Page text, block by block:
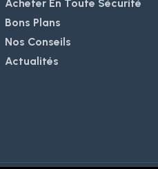
Acheter En Toute Sécurité
Bons Plans
Nos Conseils
Actualités